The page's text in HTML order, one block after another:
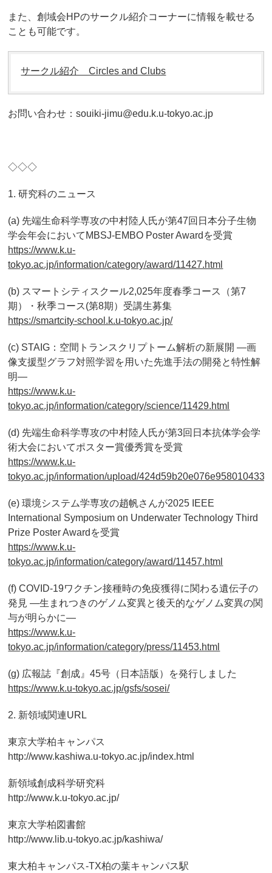
また、創域会HPのサークル紹介コーナーに情報を載せる
ことも可能です。
サークル紹介 Circles and Clubs
お問い合わせ：souiki-jimu@edu.k.u-tokyo.ac.jp
◇◇◇
1. 研究科のニュース
(a) 先端生命科学専攻の中村陸人氏が第47回日本分子生物
学会年会においてMBSJ-EMBO Poster Awardを受賞
https://www.k.u-
tokyo.ac.jp/information/category/award/11427.html
(b) スマートシティスクール2,025年度春季コース（第7
期）・秋季コース(第8期）受講生募集
https://smartcity-school.k.u-tokyo.ac.jp/
(c) STAIG：空間トランスクリプトーム解析の新展開 ―画
像支援型グラフ対照学習を用いた先進手法の開発と特性解
明―
https://www.k.u-
tokyo.ac.jp/information/category/science/11429.html
(d) 先端生命科学専攻の中村陸人氏が第3回日本抗体学会学
術大会においてポスター賞優秀賞を受賞
https://www.k.u-
tokyo.ac.jp/information/upload/
(e) 環境システム学専攻の趙帆さんが2025 IEEE
International Symposium on Underwater Technology Third
Prize Poster Awardを受賞
https://www.k.u-
tokyo.ac.jp/information/category/award/11457.html
(f) COVID-19ワクチン接種時の免疫獲得に関わる遺伝子の
発見 ―生まれつきのゲノム変異と後天的なゲノム変異の関
与が明らかに―
https://www.k.u-
tokyo.ac.jp/information/category/press/11453.html
(g) 広報誌『創成』45号（日本語版）を発行しました
https://www.k.u-tokyo.ac.jp/gsfs/sosei/
2. 新領域関連URL
東京大学柏キャンパス
http://www.kashiwa.u-tokyo.ac.jp/index.html
新領域創成科学研究科
http://www.k.u-tokyo.ac.jp/
東京大学柏図書館
http://www.lib.u-tokyo.ac.jp/kashiwa/
東大柏キャンパス-TX柏の葉キャンパス駅